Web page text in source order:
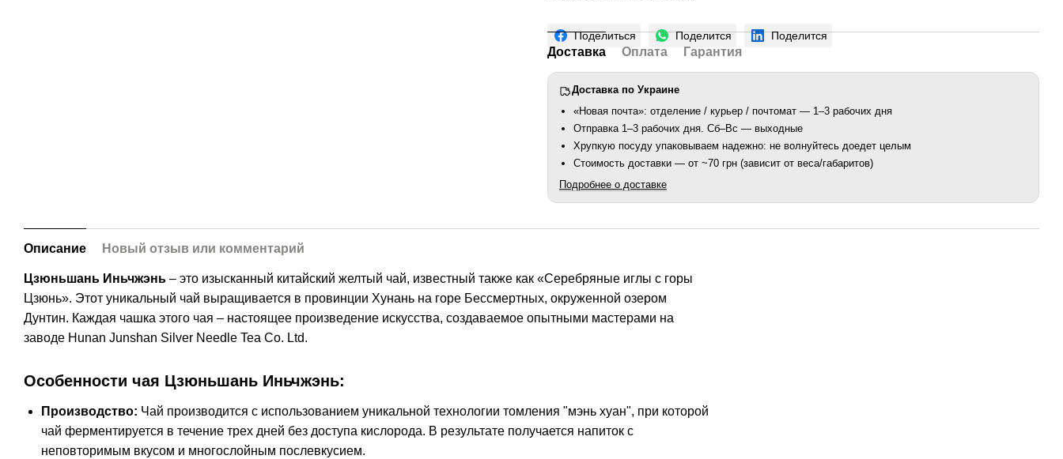
Поделиться Поделится Поделится
Доставка Оплата Гарантия
Доставка по Украине
«Новая почта»: отделение / курьер / почтомат — 1–3 рабочих дня
Отправка 1–3 рабочих дня. Сб–Вс — выходные
Хрупкую посуду упаковываем надежно: не волнуйтесь доедет целым
Стоимость доставки — от ~70 грн (зависит от веса/габаритов)
Подробнее о доставке
Описание Новый отзыв или комментарий
Цзюньшань Иньчжэнь – это изысканный китайский желтый чай, известный также как «Серебряные иглы с горы
Цзюнь». Этот уникальный чай выращивается в провинции Хунань на горе Бессмертных, окруженной озером
Дунтин. Каждая чашка этого чая – настоящее произведение искусства, создаваемое опытными мастерами на
заводе Hunan Junshan Silver Needle Tea Co. Ltd.
Особенности чая Цзюньшань Иньчжэнь:
Производство: Чай производится с использованием уникальной технологии томления "мэнь хуан", при которой
чай ферментируется в течение трех дней без доступа кислорода. В результате получается напиток с
неповторимым вкусом и многослойным послевкусием.